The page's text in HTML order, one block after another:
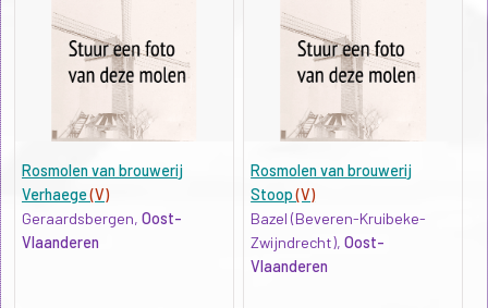
Rosmolen van brouwerij
Verhaege(V)
Geraardsbergen, Oost-
Vlaanderen
Rosmolen van brouwerij
Stoop(V)
Bazel (Beveren-Kruibeke-
Zwijndrecht),Oost-
Vlaanderen